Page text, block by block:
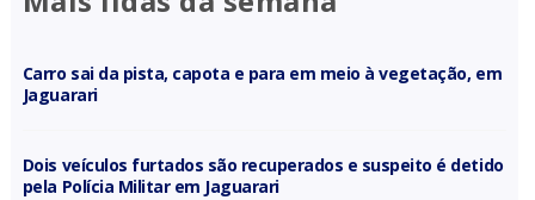
Carro sai da pista, capota e para em meio à vegetação, em
Jaguarari
Dois veículos furtados são recuperados e suspeito é detido
pela Polícia Militar em Jaguarari